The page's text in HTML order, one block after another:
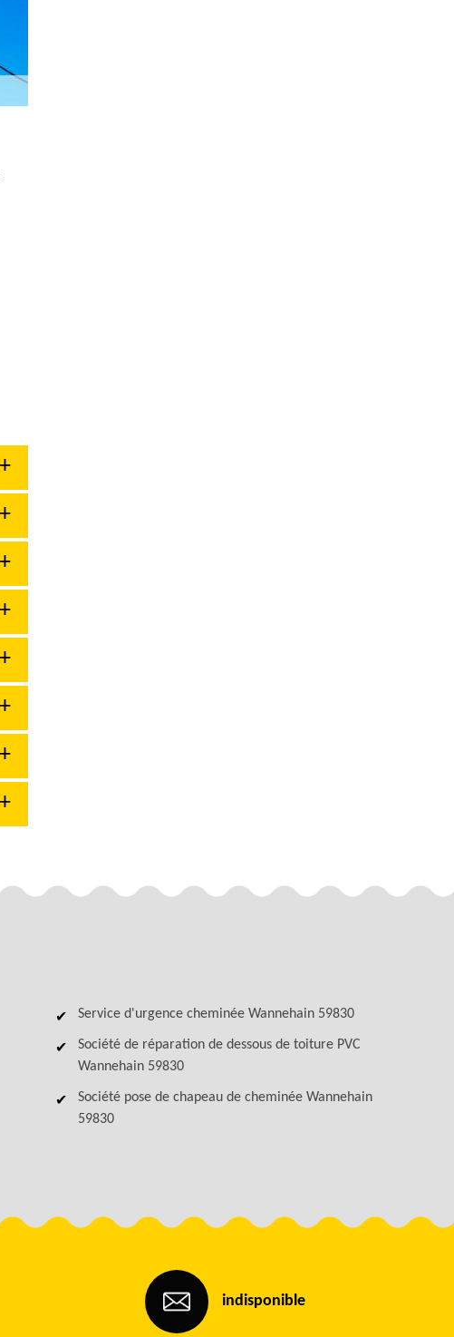
Service d'urgence cheminée Wannehain 59830
Société de réparation de dessous de toiture PVC
Wannehain 59830
Société pose de chapeau de cheminée Wannehain
59830
indisponible